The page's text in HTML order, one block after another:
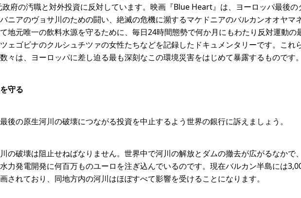
府の汚職と対外投資に反対しています。映画『Blue Heart』は、ヨーロッパ最後の
ニアのヴョサ川のための闘い、絶滅の危機に瀕するマケドニアのバルカンオオヤマ
地元唯一の飲料水源を守るために、毎日24時間態勢で何か月にもわたり反対運動の
ェゴビナのクルシュチツァの女性たちなどを記録したドキュメンタリーです。これ
々は、ヨーロッパに差し迫る最も深刻なこの環境災害をはじめて暴露するものです。
守る
後の原生河川の破壊につながる投資を中止するよう世界の銀行に訴えましょう。
の破壊は阻止せねばなりません。世界中で河川の解放とダムの撤去が広がるなかで
力発電開発に何百万ものユーロを注ぎ込んでいるのです。現在バルカン半島には
されており、同地方内の河川はほぼすべて影響を受けることになります。